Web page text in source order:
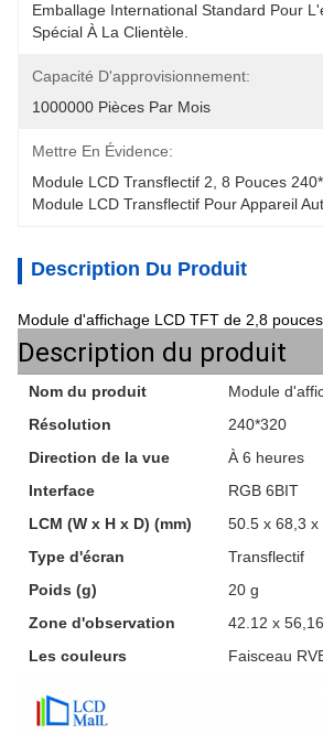
Emballage International Standard Pour
Spécial À La Clientèle.
Capacité D'approvisionnement:
1000000 Pièces Par Mois
Mettre En Évidence:
Module LCD Transflectif 2 8 Pouces
Module LCD Transflectif Pour Appareil
Description Du Produit
Module d'affichage LCD TFT de 2,8
Description du produit
Nom du produit
Module
Résolution
240*320
Direction de la vue
À 6 heures
Interface
RGB 6BIT
LCM (W x H x D) (mm)
50.5 x 68,3 x
Type d'écran
Transflectif
Poids (g)
20 g
Zone d'observation
42.12 x
Les couleurs
Faisceau